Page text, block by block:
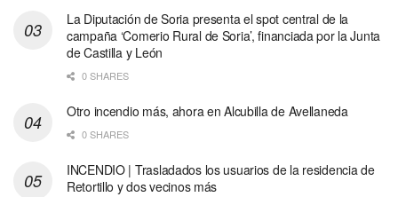
La Diputación de Soria presenta el spot central de la
campaña ‘Comerio Rural de Soria’, financiada por la Junta
de Castilla y León
0 SHARES
Otro incendio más, ahora en Alcubilla de Avellaneda
0 SHARES
INCENDIO | Trasladados los usuarios de la residencia de
Retortillo y dos vecinos más